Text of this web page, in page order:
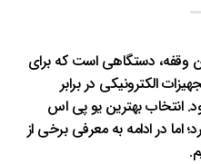
وقفه، دستگاهی است که برای
الکترونیکی در برابر
انتخاب بهترین یو پی اس
اما در ادامه به معرفی برخی از